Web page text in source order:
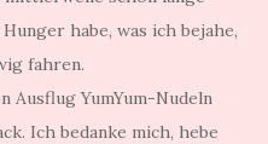
habe, was ich bejahe,
fahren.
Ausflug YumYum-Nudeln
Ich bedanke mich, hebe